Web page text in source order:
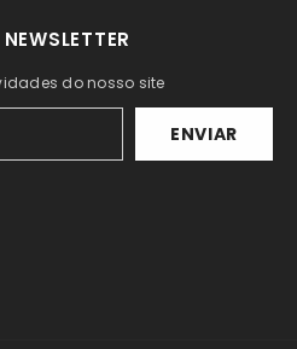
do nosso site
ENVIAR